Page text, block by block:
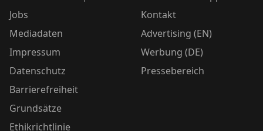
Jobs
Mediadaten
Impressum
Datenschutz
Barrierefreiheit
Grundsätze
Ethikrichtlinie
Kontakt
Advertising (EN)
Werbung (DE)
Pressebereich